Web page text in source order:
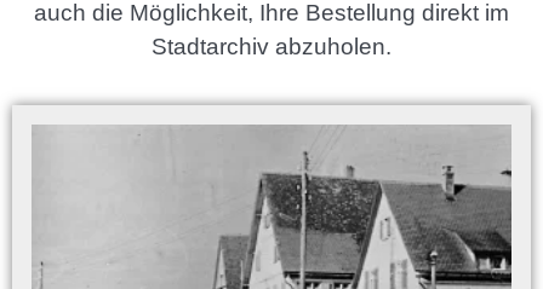
auch die Möglichkeit, Ihre Bestellung direkt im
Stadtarchiv abzuholen.